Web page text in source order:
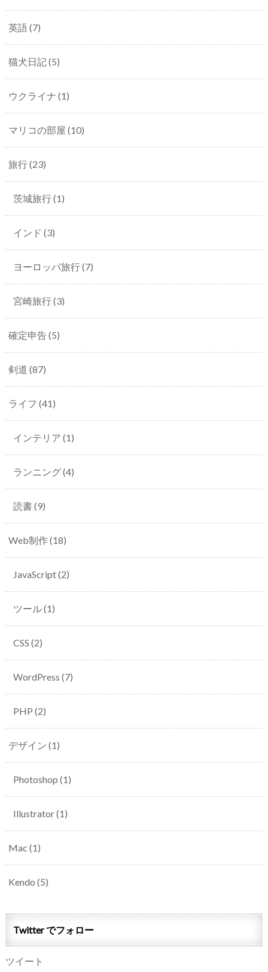
英語(7)
猫犬日記(5)
ウクライナ (1)
マリコの部屋 (10)
旅行(23)
茨城旅行(1)
インド (3)
ヨーロッパ旅行(7)
宮崎旅行(3)
確定申告(5)
剣道 (87)
ライフ (41)
インテリア (1)
ランニング(4)
読書(9)
Web制作(18)
JavaScript(2)
ツール(1)
CSS (2)
WordPress (7)
PHP (2)
デザイン (1)
Photoshop (1)
Illustrator(1)
Mac (1)
Kendo (5)
Twitter でフォロー
ツイート